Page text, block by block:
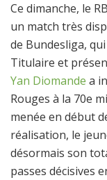
Ce dimanche, le
un match très
de Bundesliga,
Titulaire et
Yan Diomande a
Rouges à la 70e
menée en début
réalisation, le
désormais son
passes décisives